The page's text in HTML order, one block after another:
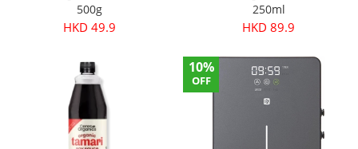
500g
HKD 49.9
250ml
HKD 89.9
10%
OFF